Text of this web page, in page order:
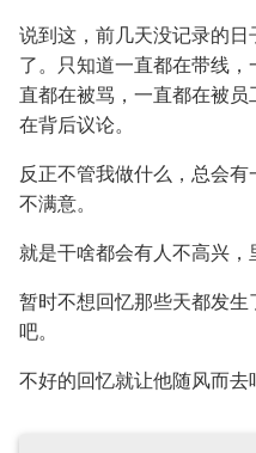
说到这，前几天没记录的
了。只知道一直都在带线
直都在被骂，一直都在被
在背后议论。
反正不管我做什么，总会
不满意。
就是干啥都会有人不高兴，
暂时不想回忆那些天都发
吧。
不好的回忆就让他随风而去